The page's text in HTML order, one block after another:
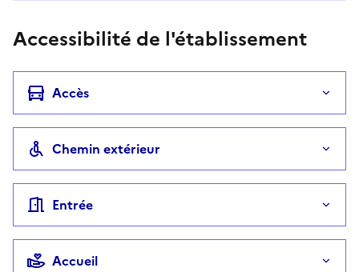
Accessibilité de l'établissement
Accès
Chemin extérieur
Entrée
Accueil